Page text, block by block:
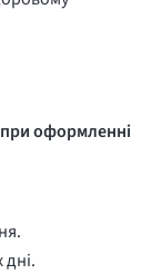
при оформленні